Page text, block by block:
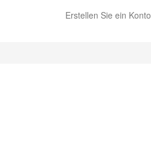
Erstellen Sie ein Konto